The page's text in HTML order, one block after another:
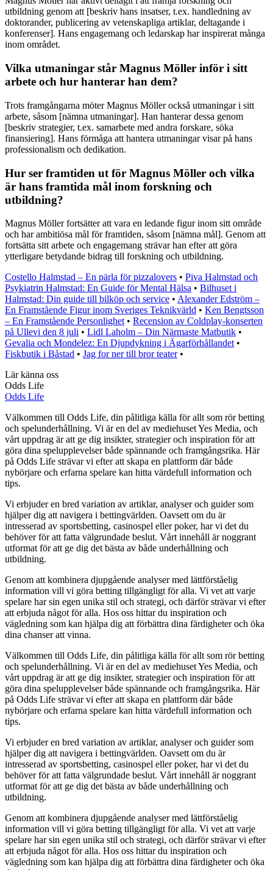
utbildning genom att [beskriv hans insatser, t.ex. handledning av
doktorander, publicering av vetenskapliga artiklar, deltagande i
konferenser]. Hans engagemang och ledarskap har inspirerat många
inom området.
Vilka utmaningar står Magnus Möller inför i sitt
arbete och hur hanterar han dem?
Trots framgångarna möter Magnus Möller också utmaningar i sitt
arbete, såsom [nämna utmaningar]. Han hanterar dessa genom
[beskriv strategier, t.ex. samarbete med andra forskare, söka
finansiering]. Hans förmåga att hantera utmaningar visar på hans
professionalism och dedikation.
Hur ser framtiden ut för Magnus Möller och vilka
är hans framtida mål inom forskning och
utbildning?
Magnus Möller fortsätter att vara en ledande figur inom sitt område
och har ambitiösa mål för framtiden, såsom [nämna mål]. Genom att
fortsätta sitt arbete och engagemang strävar han efter att göra
ytterligare betydande bidrag till forskning och utbildning.
Costello Halmstad – En pärla för pizzalovers • Piva Halmstad och
Psykiatrin Halmstad: En Guide för Mental Hälsa • Bilhuset i
Halmstad: Din guide till bilköp och service • Alexander Edström –
En Framstående Figur inom Sveriges Teknikvärld • Ken Bengtsson
– En Framstående Personlighet • Recension av Coldplay-konserten
på Ullevi den 8 juli • Lidl Laholm – Din Närmaste Matbutik •
Gevalia och Mondelez: En Djupdykning i Ägarförhållandet •
Fiskbutik i Båstad • Jag for ner till bror teater•
Lär känna oss
Odds Life
Odds Life
Välkommen till Odds Life, din pålitliga källa för allt som rör betting
och spelunderhållning. Vi är en del av mediehuset Yes Media, och
vårt uppdrag är att ge dig insikter, strategier och inspiration för att
göra dina spelupplevelser både spännande och framgångsrika. Här
på Odds Life strävar vi efter att skapa en plattform där både
nybörjare och erfarna spelare kan hitta värdefull information och
tips.
Vi erbjuder en bred variation av artiklar, analyser och guider som
hjälper dig att navigera i bettingvärlden. Oavsett om du är
intresserad av sportsbetting, casinospel eller poker, har vi det du
behöver för att fatta välgrundade beslut. Vårt innehåll är noggrant
utformat för att ge dig det bästa av både underhållning och
utbildning.
Genom att kombinera djupgående analyser med lättförståelig
information vill vi göra betting tillgängligt för alla. Vi vet att varje
spelare har sin egen unika stil och strategi, och därför strävar vi efter
att erbjuda något för alla. Hos oss hittar du inspiration och
vägledning som kan hjälpa dig att förbättra dina färdigheter och öka
dina chanser att vinna.
Välkommen till Odds Life, din pålitliga källa för allt som rör betting
och spelunderhållning. Vi är en del av mediehuset Yes Media, och
vårt uppdrag är att ge dig insikter, strategier och inspiration för att
göra dina spelupplevelser både spännande och framgångsrika. Här
på Odds Life strävar vi efter att skapa en plattform där både
nybörjare och erfarna spelare kan hitta värdefull information och
tips.
Vi erbjuder en bred variation av artiklar, analyser och guider som
hjälper dig att navigera i bettingvärlden. Oavsett om du är
intresserad av sportsbetting, casinospel eller poker, har vi det du
behöver för att fatta välgrundade beslut. Vårt innehåll är noggrant
utformat för att ge dig det bästa av både underhållning och
utbildning.
Genom att kombinera djupgående analyser med lättförståelig
information vill vi göra betting tillgängligt för alla. Vi vet att varje
spelare har sin egen unika stil och strategi, och därför strävar vi efter
att erbjuda något för alla. Hos oss hittar du inspiration och
vägledning som kan hjälpa dig att förbättra dina färdigheter och öka